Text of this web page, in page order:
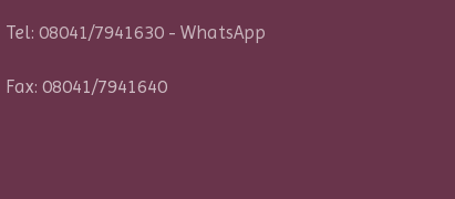
Tel:08041/7941630 -WhatsApp
Fax: 08041/7941640